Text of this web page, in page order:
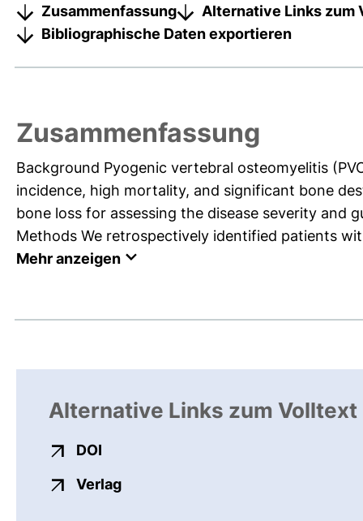
Zusammenfassung
Alternative Links zum
Bibliographische Daten exportieren
Zusammenfassung
Background Pyogenic vertebral osteomyelitis
incidence, high mortality, and significant bone
bone loss for assessing the disease severity and
Methods We retrospectively identified patients
Mehr anzeigen
Alternative Links zum Volltext
DOI
Verlagexterner Link, öffnet neues